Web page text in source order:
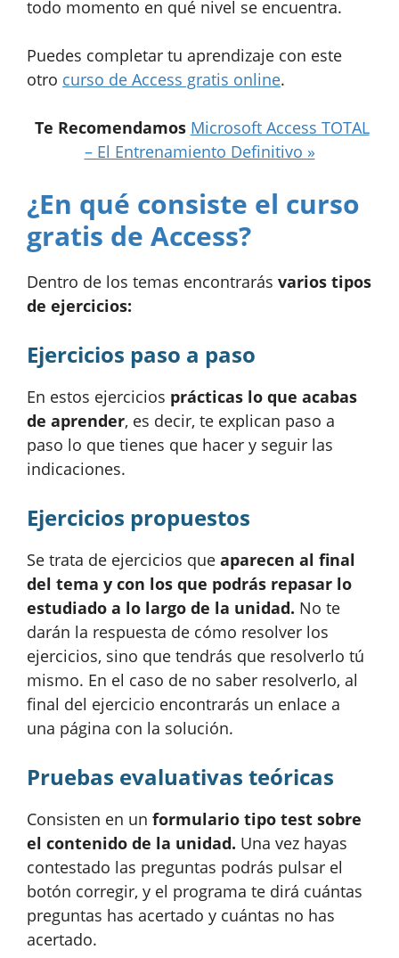
todo momento en qué nivel se encuentra.
Puedes completar tu aprendizaje con este
otro curso de Access gratis online.
Te Recomendamos Microsoft Access TOTAL
– El Entrenamiento Definitivo »
¿En qué consiste el curso
gratis de Access?
Dentro de los temas encontrarás varios tipos
de ejercicios:
Ejercicios paso a paso
En estos ejercicios prácticas lo que acabas
de aprender, es decir, te explican paso a
paso lo que tienes que hacer y seguir las
indicaciones.
Ejercicios propuestos
Se trata de ejercicios que aparecen al final
del tema y con los que podrás repasar lo
estudiado a lo largo de la unidad. No te
darán la respuesta de cómo resolver los
ejercicios, sino que tendrás que resolverlo tú
mismo. En el caso de no saber resolverlo, al
final del ejercicio encontrarás un enlace a
una página con la solución.
Pruebas evaluativas teóricas
Consisten en un formulario tipo test sobre
el contenido de la unidad. Una vez hayas
contestado las preguntas podrás pulsar el
botón corregir, y el programa te dirá cuántas
preguntas has acertado y cuántas no has
acertado.